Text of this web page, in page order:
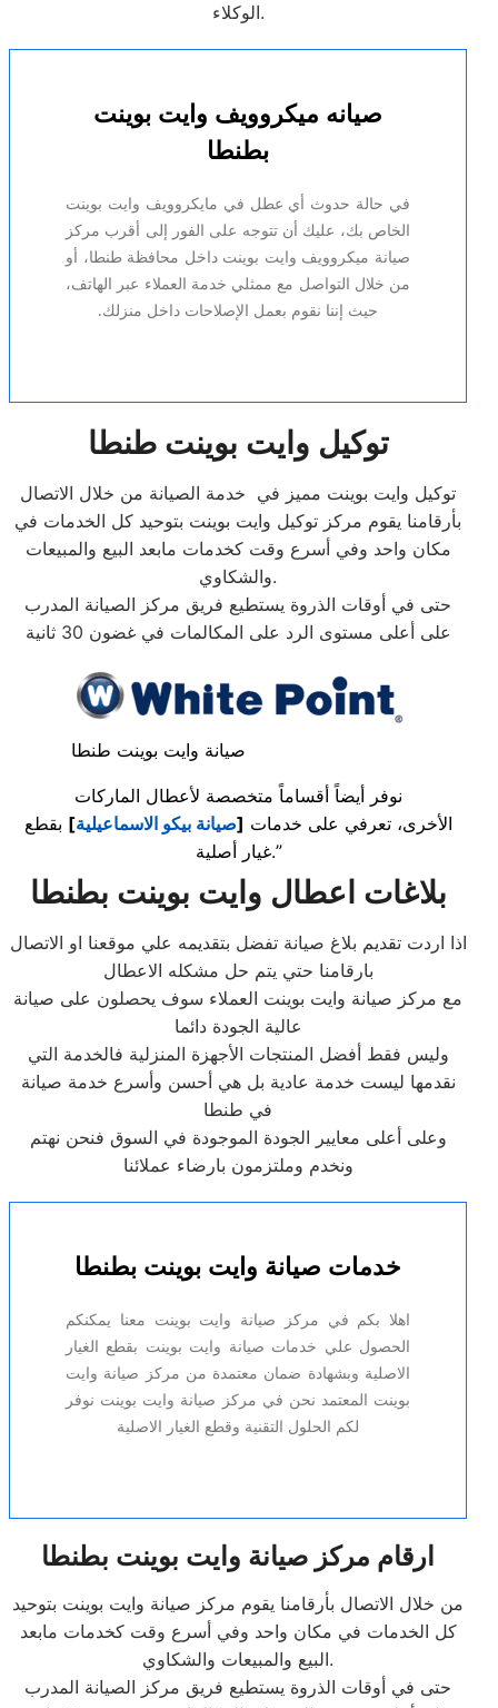
الوكلاء.
صيانه ميكروويف وايت بوينت
بطنطا
في حالة حدوث أي عطل في مايكروويف وايت بوينت
الخاص بك، عليك أن تتوجه على الفور إلى أقرب مركز
صيانة ميكروويف وايت بوينت داخل محافظة طنطا، أو
من خلال التواصل مع ممثلي خدمة العملاء عبر الهاتف،
حيث إننا نقوم بعمل الإصلاحات داخل منزلك.
توكيل وايت بوينت طنطا
توكيل وايت بوينت مميز في خدمة الصيانة من خلال الاتصال
بأرقامنا يقوم مركز توكيل وايت بوينت بتوحيد كل الخدمات في
مكان واحد وفي أسرع وقت كخدمات مابعد البيع والمبيعات
والشكاوي.
حتى في أوقات الذروة يستطيع فريق مركز الصيانة المدرب
على أعلى مستوى الرد على المكالمات في غضون 30 ثانية
صيانة وايت بوينت طنطا
نوفر أيضاً أقساماً متخصصة لأعطال الماركات
الأخرى، تعرفي على خدمات [صيانة بيكو الاسماعيلية] بقطع
غيار أصلية.”
بلاغات اعطال وايت بوينت بطنطا
اذا اردت تقديم بلاغ صيانة تفضل بتقديمه علي موقعنا او الاتصال
بارقامنا حتي يتم حل مشكله الاعطال
مع مركز صيانة وايت بوينت العملاء سوف يحصلون على صيانة
عالية الجودة دائما
وليس فقط أفضل المنتجات الأجهزة المنزلية فالخدمة التي
نقدمها ليست خدمة عادية بل هي أحسن وأسرع خدمة صيانة
في طنطا
وعلى أعلى معايير الجودة الموجودة في السوق فنحن نهتم
ونخدم وملتزمون بارضاء عملائنا
خدمات صيانة وايت بوينت بطنطا
اهلا بكم في مركز صيانة وايت بوينت معنا يمكنكم
الحصول علي خدمات صيانة وايت بوينت بقطع الغيار
الاصلية وبشهادة ضمان معتمدة من مركز صيانة وايت
بوينت المعتمد نحن في مركز صيانة وايت بوينت نوفر
لكم الحلول التقنية وقطع الغيار الاصلية
ارقام مركز صيانة وايت بوينت بطنطا
من خلال الاتصال بأرقامنا يقوم مركز صيانة وايت بوينت بتوحيد
كل الخدمات في مكان واحد وفي أسرع وقت كخدمات مابعد
البيع والمبيعات والشكاوي.
حتى في أوقات الذروة يستطيع فريق مركز الصيانة المدرب